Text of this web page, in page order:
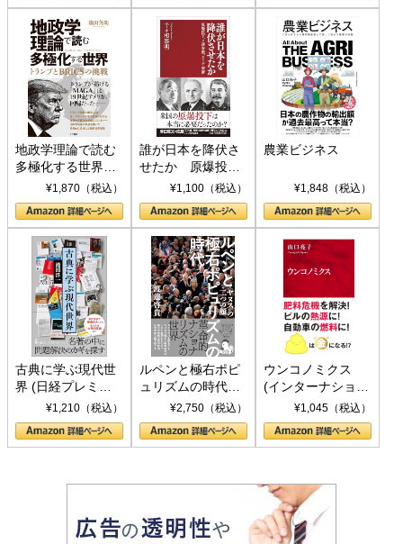
地政学理論で読む
多極化する世界：
トランプとBRICS
の挑戦
¥1,870（税込）
誰が日本を降伏さ
せたか 原爆投
下、ソ連参戦、そ
して聖断 (PHP新
書)
¥1,100（税込）
農業ビジネス
¥1,848（税込）
古典に学ぶ現代世
界 (日経プレミア
シリーズ)¥1,210（税込）
ルペンと極右ポピ
ュリズムの時代：
〈ヤヌス〉の二つ
の顔
¥2,750（税込）
ウンコノミクス
(インターナショナ
ル新書)¥1,045（税込）